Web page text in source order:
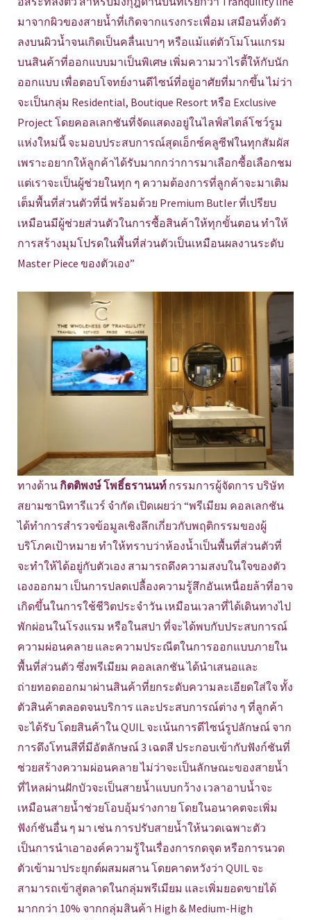
มาจากผิวของสายน้ำที่เกิดจากแรงกระเพื่อม เสมือนทิ้งตัว
ลงบนผิวน้ำจนเกิดเป็นคลื่นเบาๆ หรือแม้แต่ตัวโมโนแกรม
บนสินค้าที่ออกแบบมาเป็นพิเศษ เพิ่มความวาไรตี้ให้กับนัก
ออกแบบ เพื่อตอบโจทย์งานดีไซน์ที่อยู่อาศัยที่มากขึ้น ไม่ว่า
จะเป็นกลุ่ม Residential, Boutique Resort หรือ Exclusive
Project โดยคอลเลกชันที่จัดแสดงอยู่ในไลฟ์สไตล์โชว์รูม
แห่งใหม่นี้ จะมอบประสบการณ์สุดเอ็กซ์คลูซีฟในทุกสัมผัส
เพราะอยากให้ลูกค้าได้รับมากกว่าการมาเลือกซื้อเลือกชม
แต่เราจะเป็นผู้ช่วยในทุก ๆ ความต้องการที่ลูกค้าจะมาเติม
เต็มพื้นที่ส่วนตัวที่นี่ พร้อมด้วย Premium Butler ที่เปรียบ
เหมือนมีผู้ช่วยส่วนตัวในการซื้อสินค้าให้ทุกขั้นตอน ทำให้
การสร้างมุมโปรดในพื้นที่ส่วนตัวเป็นเหมือนผลงานระดับ
Master Piece ของตัวเอง”
ทางด้าน กิตติพงษ์ โพธิ์ธรานนท์ กรรมการผู้จัดการ บริษัท
สยามซานิทารีแวร์ จำกัด เปิดเผยว่า “พรีเมียม คอลเลกชัน
ได้ทำการสำรวจข้อมูลเชิงลึกเกี่ยวกับพฤติกรรมของผู้
บริโภคเป้าหมาย ทำให้ทราบว่าห้องน้ำเป็นพื้นที่ส่วนตัวที่
จะทำให้ได้อยู่กับตัวเอง สามารถดึงความสงบในใจของตัว
เองออกมา เป็นการปลดเปลื้องความรู้สึกอันเหนื่อยล้าที่อาจ
เกิดขึ้นในการใช้ชีวิตประจำวัน เหมือนเวลาที่ได้เดินทางไป
พักผ่อนในโรงแรม หรือในสปา ที่จะได้พบกับประสบการณ์
ความผ่อนคลาย และความประณีตในการออกแบบภายใน
พื้นที่ส่วนตัว ซึ่งพรีเมียม คอลเลกชัน ได้นำเสนอและ
ถ่ายทอดออกมาผ่านสินค้าที่ยกระดับความละเอียดใส่ใจ ทั้ง
ตัวสินค้าตลอดจนบริการ และประสบการณ์ต่าง ๆ ที่ลูกค้า
จะได้รับ โดยสินค้าใน QUIL จะเน้นการดีไซน์รูปลักษณ์ จาก
การดึงโทนสีที่มีอัตลักษณ์ 3 เฉดสี ประกอบเข้ากับฟังก์ชันที่
ช่วยสร้างความผ่อนคลาย ไม่ว่าจะเป็นลักษณะของสายน้ำ
ที่ไหลผ่านฝักบัวจะเป็นสายน้ำแบบกว้าง เวลาอาบน้ำจะ
เหมือนสายน้ำช่วยโอบอุ้มร่างกาย โดยในอนาคตจะเพิ่ม
ฟังก์ชันอื่น ๆ มา เช่น การปรับสายน้ำให้นวดเฉพาะตัว
เป็นการนำเอาองค์ความรู้ในเรื่องการกดจุด หรือการนวด
ตัวเข้ามาประยุกต์ผสมผสาน โดยคาดหวังว่า QUIL จะ
สามารถเข้าสู่ตลาดในกลุ่มพรีเมียม และเพิ่มยอดขายได้
มากกว่า 10% จากกลุ่มสินค้า High & Medium-High